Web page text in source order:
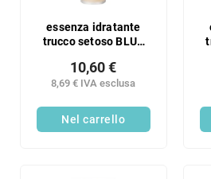
essenza idratante
trucco setoso BLUR
8,69 € IVA esclusa
10,60 €
Nel carrello